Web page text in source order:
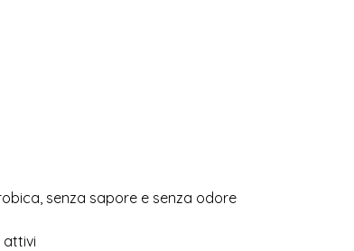
senza sapore e senza odore
attivi